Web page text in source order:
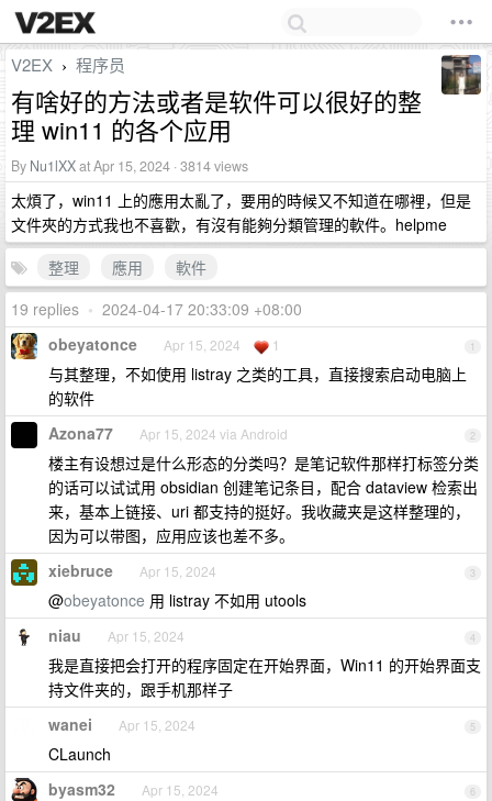
V2EX › 程序员
有啥好的方法或者是软件可以很好的整
理 win11 的各个应用
By Nu1lXXat Apr 15, 2024 · 3814 views
太煩了，win11 上的應用太亂了，要用的時候又不知道在哪裡，但是
文件夾的方式我也不喜歡，有沒有能夠分類管理的軟件。helpme
整理
應用
軟件
19 replies • 2024-04-17 20:33:09 +08:00
1
obeyatonce Apr 15, 2024 1
与其整理，不如使用 listray 之类的工具，直接搜索启动电脑上
的软件
2
Azona77 Apr 15, 2024 via Android
楼主有设想过是什么形态的分类吗？是笔记软件那样打标签分类
的话可以试试用 obsidian 创建笔记条目，配合 dataview 检索出
来，基本上链接、uri 都支持的挺好。我收藏夹是这样整理的，
因为可以带图，应用应该也差不多。
3
xiebruce Apr 15, 2024
@obeyatonce 用 listray 不如用 utools
4
niau Apr 15, 2024
我是直接把会打开的程序固定在开始界面，Win11 的开始界面支
持文件夹的，跟手机那样子
5
wanei Apr 15, 2024
CLaunch
6
byasm32 Apr 15, 2024